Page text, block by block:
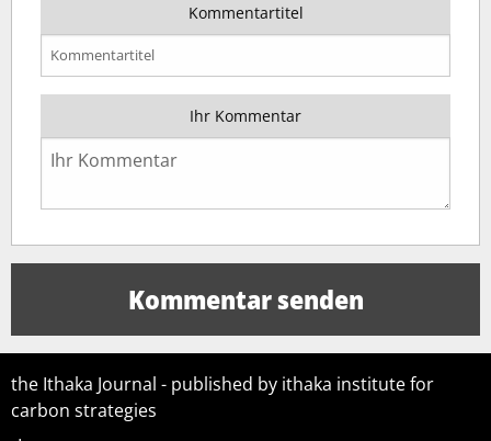
Kommentartitel
Ihr Kommentar
the Ithaka Journal - published by ithaka institute for
carbon strategies